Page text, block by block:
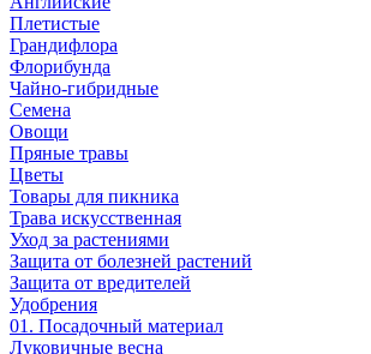
Плетистые
Грандифлора
Флорибунда
Чайно-гибридные
Семена
Овощи
Пряные травы
Цветы
Товары для пикника
Трава искусственная
Уход за растениями
Защита от болезней растений
Защита от вредителей
Удобрения
01. Посадочный материал
Луковичные весна